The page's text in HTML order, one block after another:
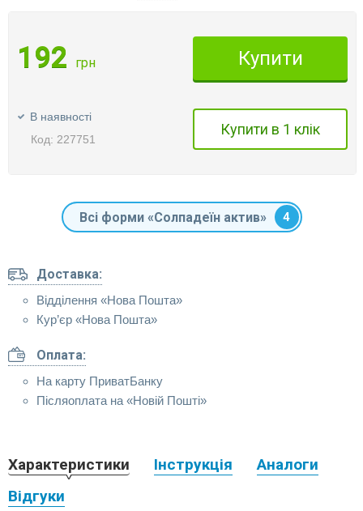
192 грн
В наявності
Код: 227751
Купити
Купити в 1 клік
Всі форми «Солпадеїн актив» 4
Доставка:
Відділення «Нова Пошта»
Кур’єр «Нова Пошта»
Оплата:
На карту ПриватБанку
Післяоплата на «Новій Пошті»
Характеристики Інструкція
Аналоги
Відгуки